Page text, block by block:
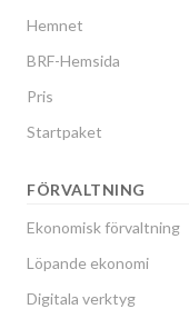
Hemnet
BRF-Hemsida
Pris
Startpaket
FÖRVALTNING
Ekonomisk förvaltning
Löpande ekonomi
Digitala verktyg